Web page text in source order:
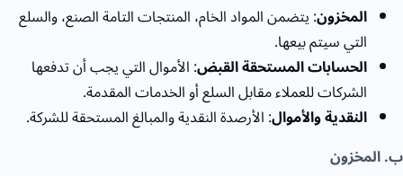
المخزون: يتضمن المواد الخام، المنتجات التامة الصنع، والسلع
التي سيتم بيعها.
الحسابات المستحقة القبض: الأموال التي يجب أن تدفعها
الشركات للعملاء مقابل السلع أو الخدمات المقدمة.
النقدية والأموال: الأرصدة النقدية والمبالغ المستحقة للشركة.
ب. المخزون